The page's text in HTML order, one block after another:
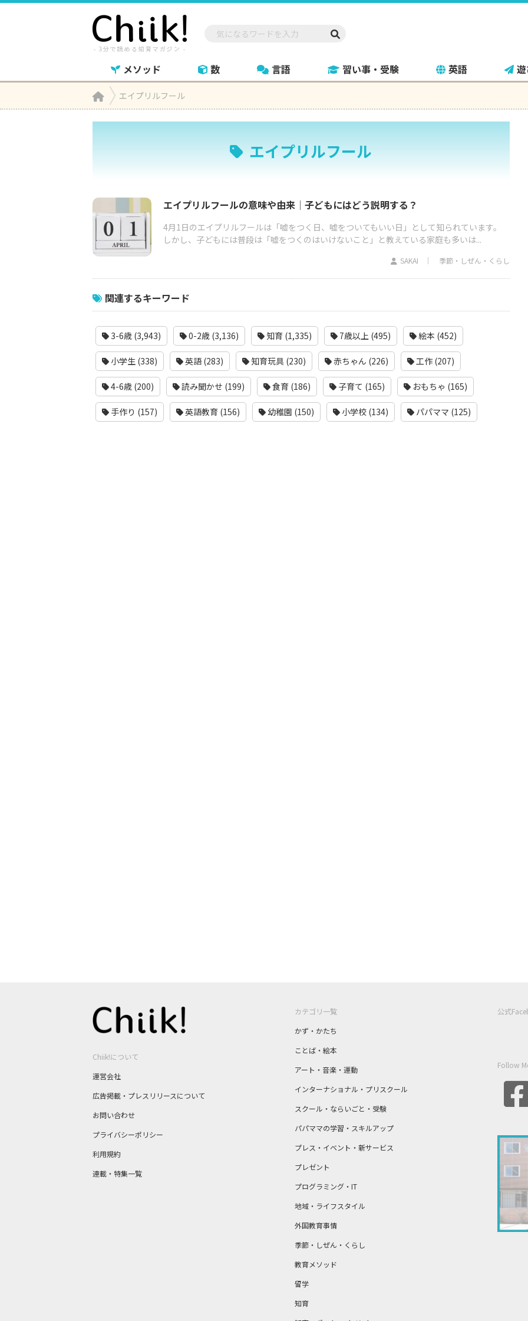
メソッド 数 言語 習い事・受験 英語
Homeエイプリルフール
エイプリルフール
エイプリルフールの意味や由来│子どもにはどう説明する？
4月1日のエイプリルフールは「嘘をつく日、嘘をついてもいい日」として知られています。
しかし、子どもには普段は「嘘をつくのはいけないこと」と教えている家庭も多いは...
SAKAI 季節・しぜん・くらし
関連するキーワード
3-6歳 (3,943) 0-2歳 (3,136) 知育 (1,335) 7歳以上 (495) 絵本 (452)
小学生 (338) 英語 (283) 知育玩具 (230) 赤ちゃん (226) 工作 (207)
4-6歳 (200) 読み聞かせ (199) 食育 (186) 子育て (165) おもちゃ (165)
手作り (157) 英語教育 (156) 幼稚園 (150) 小学校 (134) パパママ (125)
Chiik!について
運営会社
広告掲載・プレスリリースについて
お問い合わせ
プライバシーポリシー
利用規約
連載・特集一覧
カテゴリ一覧
かず・かたち
ことば・絵本
アート・音楽・運動
インターナショナル・プリスクール
スクール・ならいごと・受験
パパママの学習・スキルアップ
プレス・イベント・新サービス
プレゼント
プログラミング・IT
地域・ライフスタイル
外国教育事情
季節・しぜん・くらし
教育メソッド
留学
知育
公式
Follow